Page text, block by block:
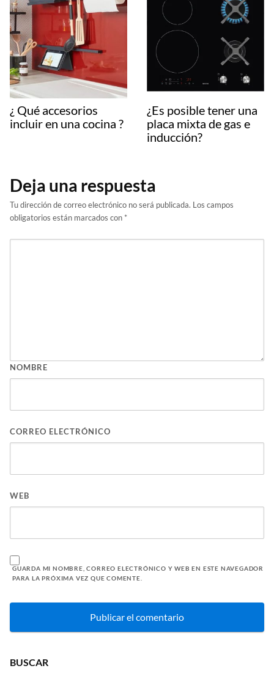
¿ Qué accesorios
incluir en una cocina ?
¿Es posible tener una
placa mixta de gas e
inducción?
Deja una respuesta
Tu dirección de correo electrónico no será publicada. Los campos
obligatorios están marcados con *
NOMBRE
CORREO ELECTRÓNICO
WEB
GUARDA MI NOMBRE, CORREO ELECTRÓNICO Y WEB EN ESTE NAVEGADOR
PARA LA PRÓXIMA VEZ QUE COMENTE.
BUSCAR